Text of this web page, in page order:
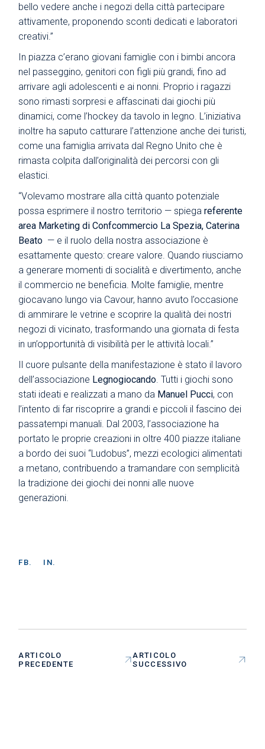
bello vedere anche i negozi della città partecipare
attivamente, proponendo sconti dedicati e laboratori
creativi.”
In piazza c’erano giovani famiglie con i bimbi ancora
nel passeggino, genitori con figli più grandi, fino ad
arrivare agli adolescenti e ai nonni. Proprio i ragazzi
sono rimasti sorpresi e affascinati dai giochi più
dinamici, come l’hockey da tavolo in legno. L’iniziativa
inoltre ha saputo catturare l’attenzione anche dei turisti,
come una famiglia arrivata dal Regno Unito che è
rimasta colpita dall’originalità dei percorsi con gli
elastici.
“Volevamo mostrare alla città quanto potenziale
possa esprimere il nostro territorio — spiegareferente
area Marketing di Confcommercio La Spezia, Caterina
Beato — e il ruolo della nostra associazione è
esattamente questo: creare valore. Quando riusciamo
a generare momenti di socialità e divertimento, anche
il commercio ne beneficia. Molte famiglie, mentre
giocavano lungo via Cavour, hanno avuto l’occasione
di ammirare le vetrine e scoprire la qualità dei nostri
negozi di vicinato, trasformando una giornata di festa
in un’opportunità di visibilità per le attività locali.”
Il cuore pulsante della manifestazione è stato il lavoro
dell’associazione Legnogiocando . Tutti i giochi sono
stati ideati e realizzati a mano da Manuel Pucci, con
l’intento di far riscoprire a grandi e piccoli il fascino dei
passatempi manuali. Dal 2003, l’associazione ha
portato le proprie creazioni in oltre 400 piazze italiane
a bordo dei suoi “Ludobus”, mezzi ecologici alimentati
a metano, contribuendo a tramandare con semplicità
la tradizione dei giochi dei nonni alle nuove
generazioni.
FB. IN.
ARTICOLO
PRECEDENTE
ARTICOLO
SUCCESSIVO